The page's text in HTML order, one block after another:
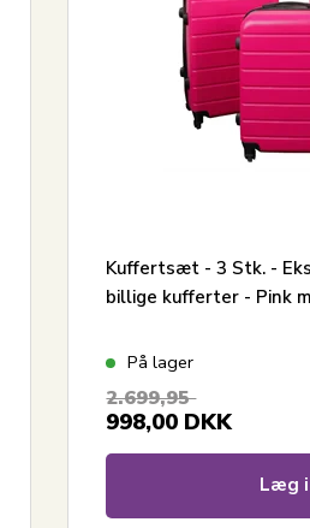
Kuffertsæt - 3 Stk. -
billige kufferter - Pink
På lager
2.699,95
998,00 DKK
Læg